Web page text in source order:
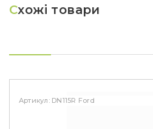
Схожі товари
Артикул: DN115R Ford